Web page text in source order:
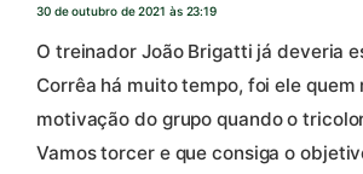
30 de outubro de 2021 às 23:19
O treinador João Brigatti já deveria
Corrêa há muito tempo, foi ele quem
motivação do grupo quando o
Vamos torcer e que consiga o